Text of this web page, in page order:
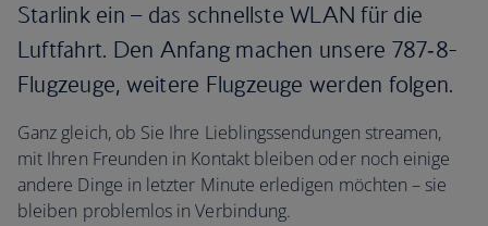
Starlink ein – das schnellste WLAN für die
Luftfahrt. Den Anfang machen unsere 787‑8-
Flugzeuge, weitere Flugzeuge werden folgen.
Ganz gleich, ob Sie Ihre Lieblingssendungen streamen,
mit Ihren Freunden in Kontakt bleiben oder noch einige
andere Dinge in letzter Minute erledigen möchten – sie
bleiben problemlos in Verbindung.